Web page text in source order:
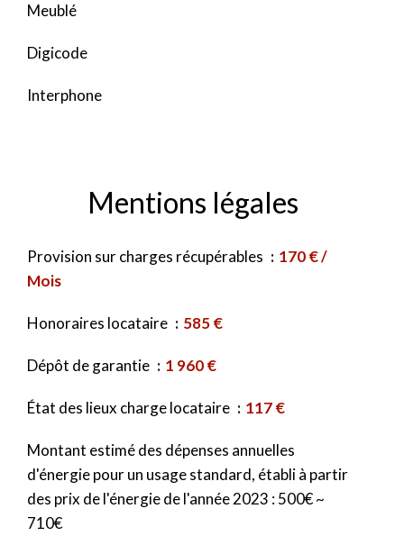
Meublé
Digicode
Interphone
Mentions légales
Provision sur charges récupérables
170 € /
Mois
Honoraires locataire 585 €
Dépôt de garantie 1 960 €
État des lieux charge locataire 117 €
Montant estimé des dépenses annuelles
d'énergie pour un usage standard, établi à partir
des prix de l'énergie de l'année 2023 : 500€ ~
710€